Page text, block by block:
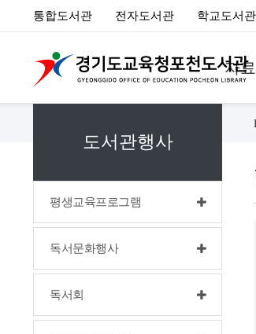
통합도서관 전자도서관 학교도서
자
도서관행사
평생교육프로그램
독서문화행사
독서회